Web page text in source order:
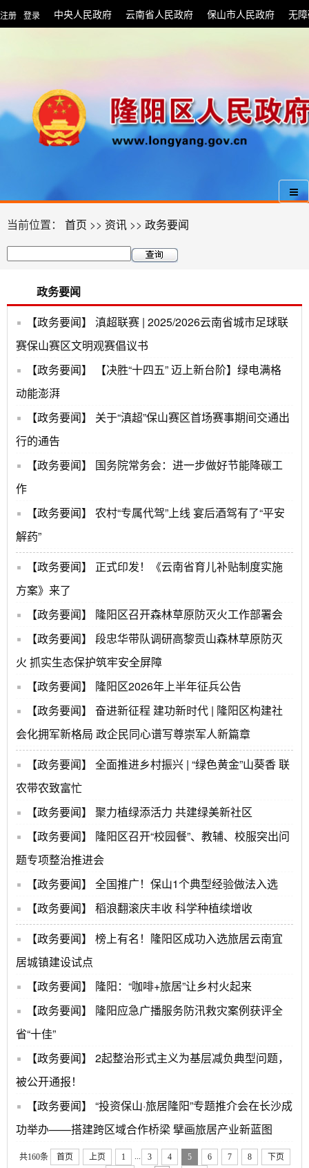
注册 | 登录 中央人民政府 云南省人民政府 保山市人民政府 无
当前位置： 首页 >> 资讯 >> 政务要闻
政务要闻
【政务要闻】
滇超联赛 | 2025/2026云南省城市足球联
赛保山赛区文明观赛倡议书
【政务要闻】
【决胜“十四五” 迈上新台阶】绿电满格
动能澎湃
【政务要闻】
关于“滇超”保山赛区首场赛事期间交通出
行的通告
【政务要闻】
国务院常务会：进一步做好节能降碳工
作
【政务要闻】
农村“专属代驾”上线 宴后酒驾有了“平安
解药”
【政务要闻】
正式印发！《云南省育儿补贴制度实施
方案》来了
【政务要闻】
隆阳区召开森林草原防灭火工作部署会
【政务要闻】
段忠华带队调研高黎贡山森林草原防灭
火 抓实生态保护筑牢安全屏障
【政务要闻】
隆阳区2026年上半年征兵公告
【政务要闻】
奋进新征程 建功新时代 | 隆阳区构建社
会化拥军新格局 政企民同心谱写尊崇军人新篇章
【政务要闻】
全面推进乡村振兴 | “绿色黄金”山葵香 联
农带农致富忙
【政务要闻】
聚力植绿添活力 共建绿美新社区
【政务要闻】
隆阳区召开“校园餐”、教辅、校服突出问
题专项整治推进会
【政务要闻】
全国推广！保山1个典型经验做法入选
【政务要闻】
稻浪翻滚庆丰收 科学种植续增收
【政务要闻】
榜上有名！隆阳区成功入选旅居云南宜
居城镇建设试点
【政务要闻】
隆阳：“咖啡+旅居”让乡村火起来
【政务要闻】
隆阳应急广播服务防汛救灾案例获评全
省“十佳”
【政务要闻】
2起整治形式主义为基层减负典型问题，
被公开通报！
【政务要闻】
“投资保山·旅居隆阳”专题推介会在长沙成
功举办——搭建跨区域合作桥梁 擘画旅居产业新蓝图
共160条 首页 上页 1 3 4 5 6 7 8
下页